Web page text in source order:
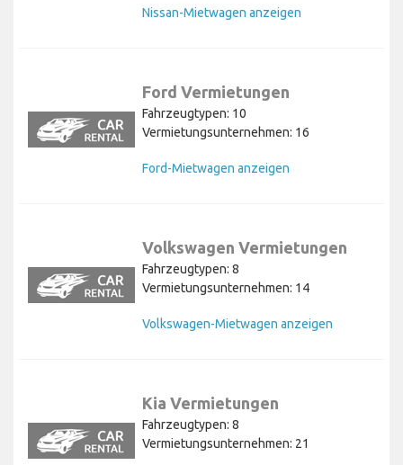
Nissan-Mietwagen anzeigen
Ford Vermietungen
Fahrzeugtypen: 10
Vermietungsunternehmen: 16
Ford-Mietwagen anzeigen
Volkswagen Vermietungen
Fahrzeugtypen: 8
Vermietungsunternehmen: 14
Volkswagen-Mietwagen anzeigen
Kia Vermietungen
Fahrzeugtypen: 8
Vermietungsunternehmen: 21